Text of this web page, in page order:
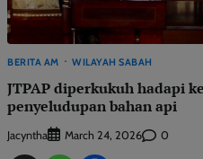
BERITA AM WILAYAH SABAH
JTPAP diperkukuh hadapi
penyeludupan bahan api
Jacyntha March 24, 2026 0